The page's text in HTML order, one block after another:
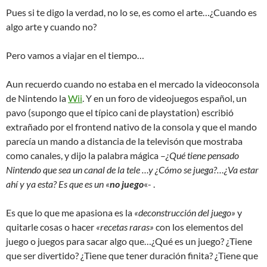
Pues si te digo la verdad, no lo se, es como el arte…¿Cuando es
algo arte y cuando no?
Pero vamos a viajar en el tiempo…
Aun recuerdo cuando no estaba en el mercado la videoconsola
de Nintendo laWii. Y en un foro de videojuegos español, un
pavo (supongo que el típico cani de playstation) escribió
extrañado por el frontend nativo de la consola y que el mando
parecía un mando a distancia de la televisón que mostraba
como canales, y dijo la palabra mágica –¿Qué tiene pensado
Nintendo que sea un canal de la tele …y ¿Cómo se juega?…¿Va estar
ahí y ya esta? Es que es un «no juego«- .
Es que lo que me apasiona es la «deconstrucción del juego» y
quitarle cosas o hacer «recetas raras» con los elementos del
juego o juegos para sacar algo que…¿Qué es un juego? ¿Tiene
que ser divertido? ¿Tiene que tener duración finita? ¿Tiene que